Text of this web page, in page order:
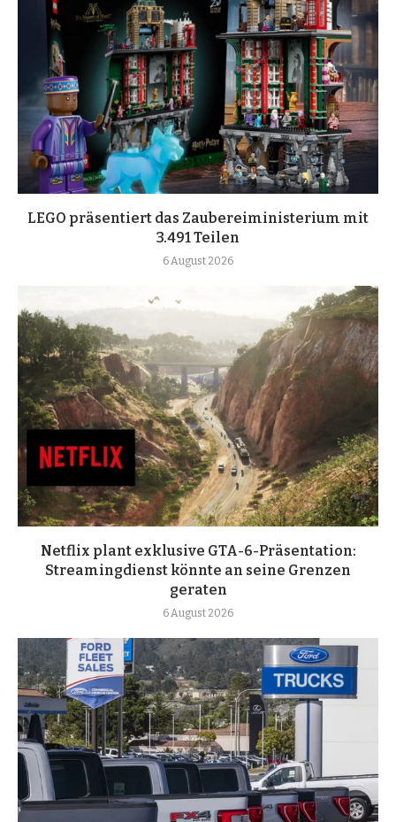
LEGO präsentiert das Zaubereiministerium mit
3.491 Teilen
6 August 2026
Netflix plant exklusive GTA-6-Präsentation:
Streamingdienst könnte an seine Grenzen
geraten
6 August 2026